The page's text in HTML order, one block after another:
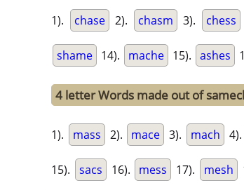
1). chase 2). chasm 3). chess
shame 14). mache 15). ashes
4 letter Words made out of
1). mass 2). mace 3). mach 4).
15). sacs 16). mess 17). mesh